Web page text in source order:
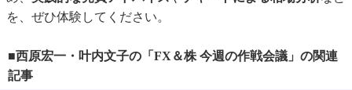
を、ぜひ体験してください。
■西原宏一・叶内文子の「FX＆株 今週の作戦会議」の関連
記事